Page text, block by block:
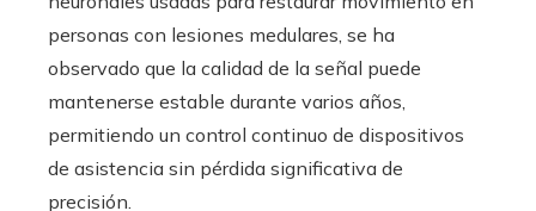
personas con lesiones medulares, se ha
observado que la calidad de la señal puede
mantenerse estable durante varios años,
permitiendo un control continuo de dispositivos
de asistencia sin pérdida significativa de
precisión.